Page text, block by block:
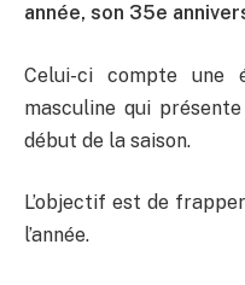
année, son 35e
Celui-ci compte une
masculine qui
début de la saison.
L’objectif est de
l’année.